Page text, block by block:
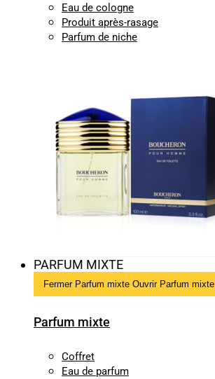
Eau de cologne
Produit après-rasage
Parfum de niche
PARFUM MIXTE
Fermer Parfum mixte Ouvrir Parfum mixte
Parfum mixte
Coffret
Eau de parfum